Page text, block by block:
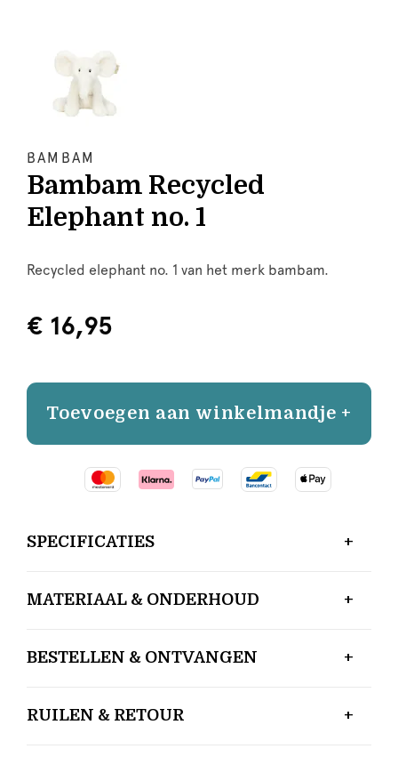
BAMBAM
Bambam Recycled
Elephant no. 1
Recycled elephant no. 1 van het merk bambam.
€ 16,95
Toevoegen aan winkelmandje +
SPECIFICATIES
MATERIAAL & ONDERHOUD
BESTELLEN & ONTVANGEN
RUILEN & RETOUR